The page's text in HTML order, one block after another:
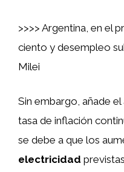
>>>> Argentina, en el
ciento y desempleo
Milei
Sin embargo, añade el
tasa de inflación
se debe a que los
electricidad